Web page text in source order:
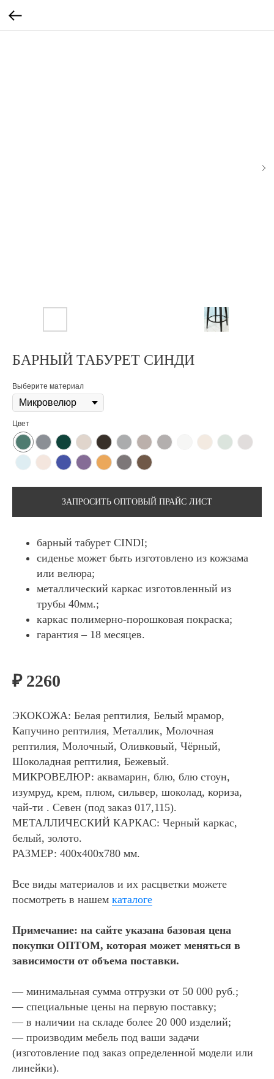
БАРНЫЙ ТАБУРЕТ СИНДИ
Выберите материал
Цвет
ЗАПРОСИТЬ ОПТОВЫЙ ПРАЙС ЛИСТ
барный табурет CINDI;
сиденье может быть изготовлено из кожзама
или велюра;
металлический каркас изготовленный из
трубы 40мм.;
каркас полимерно-порошковая покраска;
гарантия – 18 месяцев.
₽ 2260
ЭКОКОЖА: Белая рептилия, Белый мрамор,
Капучино рептилия, Металлик, Молочная
рептилия, Молочный, Оливковый, Чёрный,
Шоколадная рептилия, Бежевый.
МИКРОВЕЛЮР: аквамарин, блю, блю стоун,
изумруд, крем, плюм, сильвер, шоколад, кориза,
чай-ти . Севен (под заказ 017,115).
МЕТАЛЛИЧЕСКИЙ КАРКАС: Черный каркас,
белый, золото.
РАЗМЕР: 400х400х780 мм.
Все виды материалов и их расцветки можете
посмотреть в нашем каталоге
Примечание: на сайте указана базовая цена
покупки ОПТОМ, которая может меняться в
зависимости от объема поставки.
— минимальная сумма отгрузки от 50 000 руб.;
— специальные цены на первую поставку;
— в наличии на складе более 20 000 изделий;
— производим мебель под ваши задачи
(изготовление под заказ определенной модели или
линейки).